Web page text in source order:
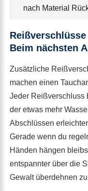
nach Material
Beim nächsten
Zusätzliche
machen einen
Jeder Reißverschluss
der etwas mehr
Abschlüssen
Gerade wenn du
Händen hängen
entspannter über die
Gewalt überdehnen